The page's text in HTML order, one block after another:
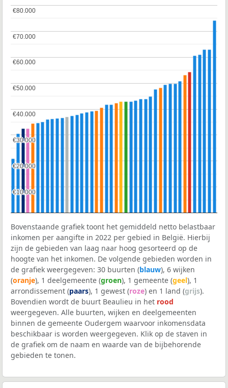
€10.000
€10.000
€20.000
€20.000
€30.000
€30.000
€40.000
€40.000
€50.000
€50.000
€60.000
€60.000
€70.000
€70.000
€80.000
€80.000
Bovenstaande grafiek toont het gemiddeld netto belastbaar
inkomen per aangifte in 2022 per gebied in België. Hierbij
zijn de gebieden van laag naar hoog gesorteerd op de
hoogte van het inkomen. De volgende gebieden worden in
de grafiek weergegeven: 30 buurten (blauw), 6 wijken
(oranje), 1 deelgemeente (groen), 1 gemeente (geel), 1
arrondissement (paars), 1 gewest (roze) en 1 land (grijs).
Bovendien wordt de buurt Beaulieu in het rood
weergegeven. Alle buurten, wijken en deelgemeenten
binnen de gemeente Oudergem waarvoor inkomensdata
beschikbaar is worden weergegeven. Klik op de staven in
de grafiek om de naam en waarde van de bijbehorende
gebieden te tonen.